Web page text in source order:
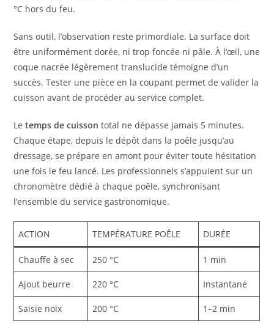
°C hors du feu.
Sans outil, l’observation reste primordiale. La surface doit
être uniformément dorée, ni trop foncée ni pâle. À l’œil, une
coque nacrée légèrement translucide témoigne d’un
succès. Tester une pièce en la coupant permet de valider la
cuisson avant de procéder au service complet.
Letemps de cuisson total ne dépasse jamais 5 minutes.
Chaque étape, depuis le dépôt dans la poêle jusqu’au
dressage, se prépare en amont pour éviter toute hésitation
une fois le feu lancé. Les professionnels s’appuient sur un
chronomètre dédié à chaque poêle, synchronisant
l’ensemble du service gastronomique.
ACTION TEMPÉRATURE POÊLE DURÉE
Chauffe à sec 250 °C 1 min
Ajout beurre 220 °C Instantané
Saisie noix 200 °C 1–2 min